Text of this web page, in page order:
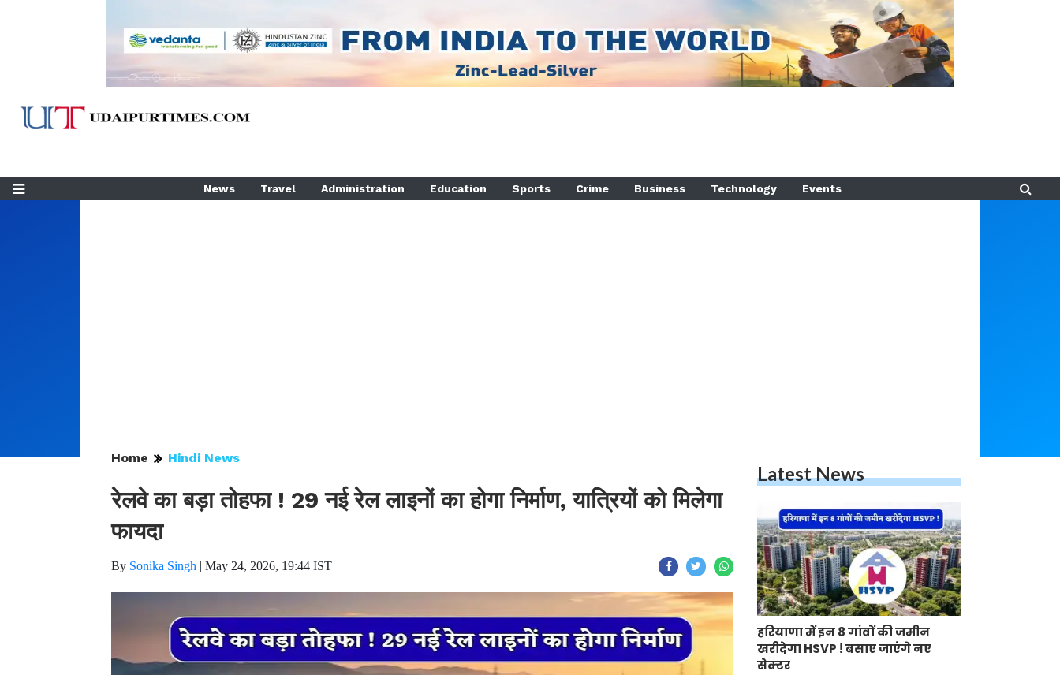
News Travel Administration Education Sports Crime Business Technology Events
Home Hindi News
रेलवे का बड़ा तोहफा ! 29 नई रेल लाइनों का होगा निर्माण, यात्रियों को मिलेगा
फायदा
By Sonika Singh | May 24, 2026, 19:44 IST
Latest News
हरियाणा में इन 8 गांवों की जमीन
खरीदेगा HSVP ! बसाए जाएंगे नए
सेक्टर